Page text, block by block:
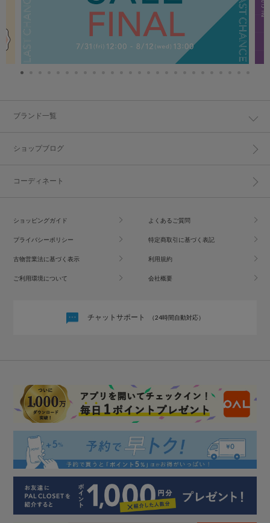
ブランド一覧
ショップブログ
コーディネート
ショッピングガイド よくあるご質問
プライバシーポリシー 特定商取引に基づく表記
古物営業法に基づく表示 利用規約
ご利用環境について 会社概要
チャットサポート （24時間自動対応）